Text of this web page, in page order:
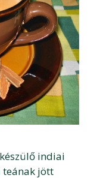
indiai
teának jött